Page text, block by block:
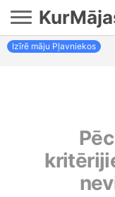
Izīrē māju Pļavniekos